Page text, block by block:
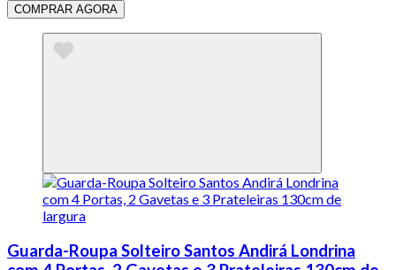
COMPRAR AGORA
Guarda-Roupa Solteiro Santos Andirá Londrina